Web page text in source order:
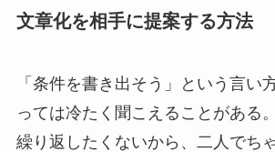
文章化を相手に提案する方法
「条件を書き出そう」という言い
っては冷たく聞こえることがある
繰り返したくないから、二人でち